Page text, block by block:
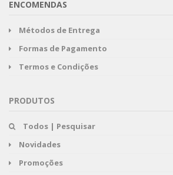
ENCOMENDAS
Métodos de Entrega
Formas de Pagamento
Termos e Condições
PRODUTOS
Todos | Pesquisar
Novidades
Promoções